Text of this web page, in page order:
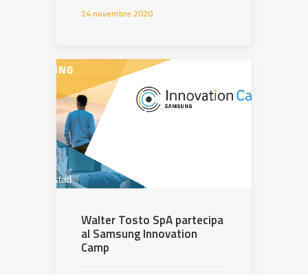
24 novembre 2020
Walter Tosto SpA partecipa
al Samsung Innovation
Camp